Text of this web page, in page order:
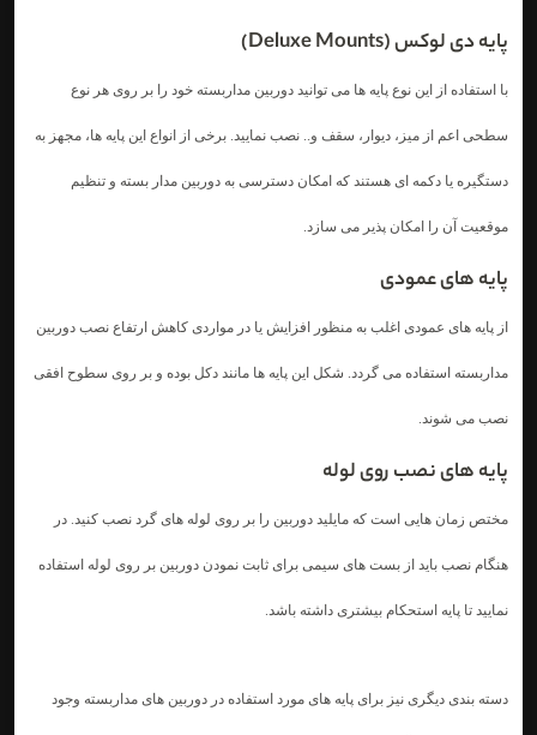
پایه دی لوکس (Deluxe Mounts)
با استفاده از این نوع پایه ها می توانید دوربین مداربسته خود را بر روی هر نوع
سطحی اعم از میز، دیوار، سقف و.. نصب نمایید. برخی از انواع این پایه ها، مجهز به
دستگیره یا دکمه ای هستند که امکان دسترسی به دوربین مدار بسته و تنظیم
موقعیت آن را امکان پذیر می سازد.
پایه های عمودی
از پایه های عمودی اغلب به منظور افزایش یا در مواردی کاهش ارتفاع نصب دوربین
مداربسته استفاده می گردد. شکل این پایه ها مانند دکل بوده و بر روی سطوح افقی
نصب می شوند.
پایه های نصب روی لوله
مختص زمان هایی است که مایلید دوربین را بر روی لوله های گرد نصب کنید. در
هنگام نصب باید از بست های سیمی برای ثابت نمودن دوربین بر روی لوله استفاده
نمایید تا پایه استحکام بیشتری داشته باشد.
دسته بندی دیگری نیز برای پایه های مورد استفاده در دوربین های مداربسته وجود